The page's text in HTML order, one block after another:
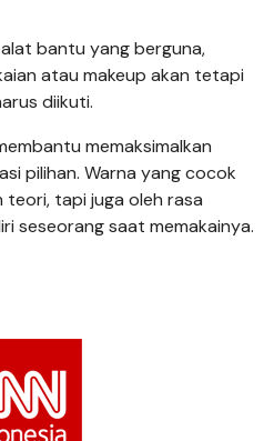
bantu yang berguna,
atau makeup akan tetapi
diikuti.
memaksimalkan
pilihan. Warna yang cocok
tapi juga oleh rasa
seseorang saat memakainya.